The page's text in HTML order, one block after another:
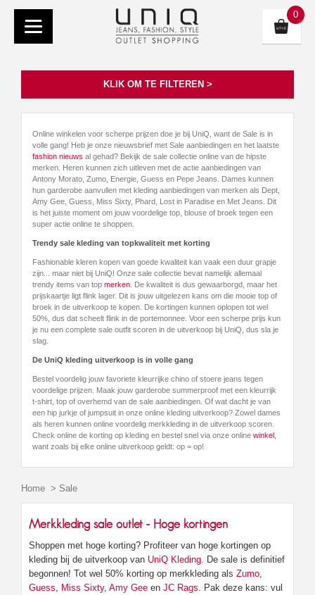
0
KLIK OM TE FILTEREN >
Online winkelen voor scherpe prijzen doe je bij UniQ, want de Sale is in
volle gang! Heb je onze nieuwsbrief met Sale aanbiedingen en het laatste
fashion nieuws al gehad? Bekijk de sale collectie online van de hipste
merken. Heren kunnen zich uitleven met de actie aanbiedingen van
Antony Morato, Zumo, Energie, Guess en Pepe Jeans. Dames kunnen
hun garderobe aanvullen met kleding aanbiedingen van merken als Dept,
Amy Gee, Guess, Miss Sixty, Phard, Lost in Paradise en Met Jeans. Dit
is het juiste moment om jouw voordelige top, blouse of broek tegen een
super actie online te shoppen.
Trendy sale kleding van topkwaliteit met korting
Fashionable kleren kopen van goede kwaliteit kan vaak een duur grapje
zijn... maar niet bij UniQ! Onze sale collectie bevat namelijk allemaal
trendy items van top merken . De kwaliteit is dus gewaarborgd, maar het
prijskaartje ligt flink lager. Dit is jouw uitgelezen kans om die mooie top of
broek in de uitverkoop te kopen. De kortingen kunnen oplopen tot wel
50%, dus dat scheelt flink in de portemonnee. Voor een scherpe prijs kun
je nu een complete sale outfit scoren in de uitverkoop bij UniQ, dus sla je
slag.
De UniQ kleding uitverkoop is in volle gang
Bestel voordelig jouw favoriete kleurrijke chino of stoere jeans tegen
voordelige prijzen. Maak jouw garderobe summerproof met een kleurrijk
t-shirt, top of overhemd van de sale aanbiedingen. Of wat dacht je van
een hip jurkje of jumpsuit in onze online kleding uitverkoop? Zowel dames
als heren kunnen online voordelig merkkleding in de uitverkoop scoren.
Check online de korting op kleding en bestel snel via onze online winkel
want zoals bij elke online uitverkoop geldt: op = op!
Home > Sale
Merkkleding sale outlet - Hoge kortingen
Shoppen met hoge korting? Profiteer van hoge kortingen op
kleding bij de uitverkoop van UniQ Kleding . De sale is definitief
begonnen! Tot wel 50% korting op merkkleding als Zumo
Guess
Miss Sixty, Amy Gee en JC Rags . Pak deze kans: vul